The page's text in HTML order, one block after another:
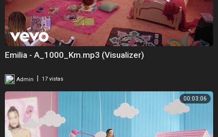
Emilia - A_1000_Km.mp3 (Visualizer)
Admin 17 vistas
00:03:06